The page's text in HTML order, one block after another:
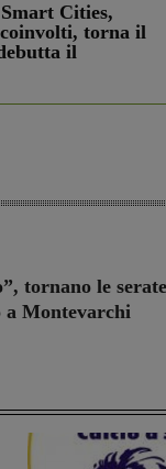
Cities,
torna il
il
tornano le
a Montevarchi